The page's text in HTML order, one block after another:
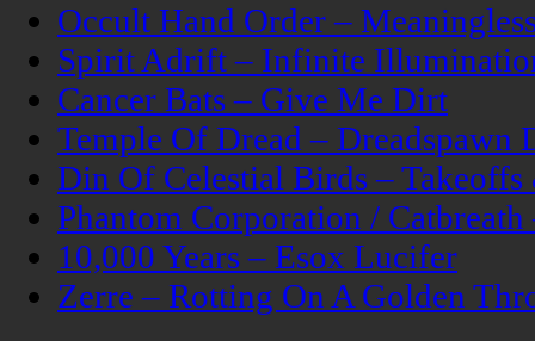
Occult Hand Order –
Spirit Adrift – Infinite
Cancer Bats – Give Me Dirt
Temple Of Dread – Dreadspawn
Din Of Celestial Birds –
Phantom Corporation /
10,000 Years – Esox Lucifer
Zerre – Rotting On A Golden